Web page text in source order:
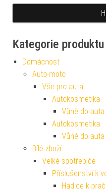
Kategorie produktu
Domácnost
Auto-moto
Vše pro auta
Autokosmetika
Vůně do auta
Autokosmetika
Vůně do auta
Bílé zboží
Velké spotřebiče
Příslušenství k
Hadice k